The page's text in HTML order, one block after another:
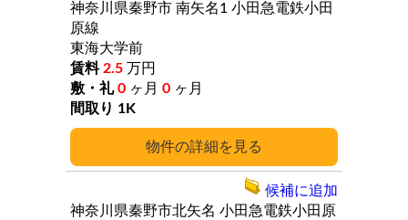
詳細
神奈川県秦野市 南矢名1 小田急電鉄小田
原線
東海大学前
2.5 万円
0 ヶ月 0 ヶ月
1K
神奈川県秦野市北矢名 小田急電鉄小田原
候補に追加